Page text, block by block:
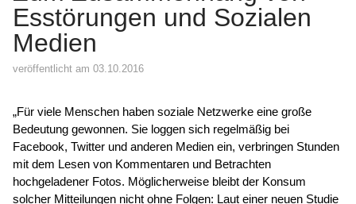
Esstörungen und Sozialen
Medien
veröffentlicht am 03.10.2016
„Für viele Menschen haben soziale Netzwerke eine große
Bedeutung gewonnen. Sie loggen sich regelmäßig bei
Facebook, Twitter und anderen Medien ein, verbringen Stunden
mit dem Lesen von Kommentaren und Betrachten
hochgeladener Fotos. Möglicherweise bleibt der Konsum
solcher Mitteilungen nicht ohne Folgen: Laut einer neuen Studie